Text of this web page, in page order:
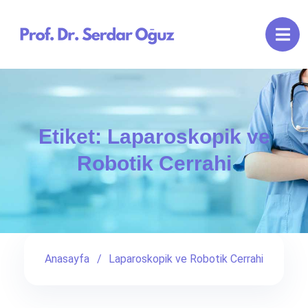
Etiket:Laparoskopik ve
Robotik Cerrahi
Anasayfa Laparoskopik ve Robotik Cerrahi